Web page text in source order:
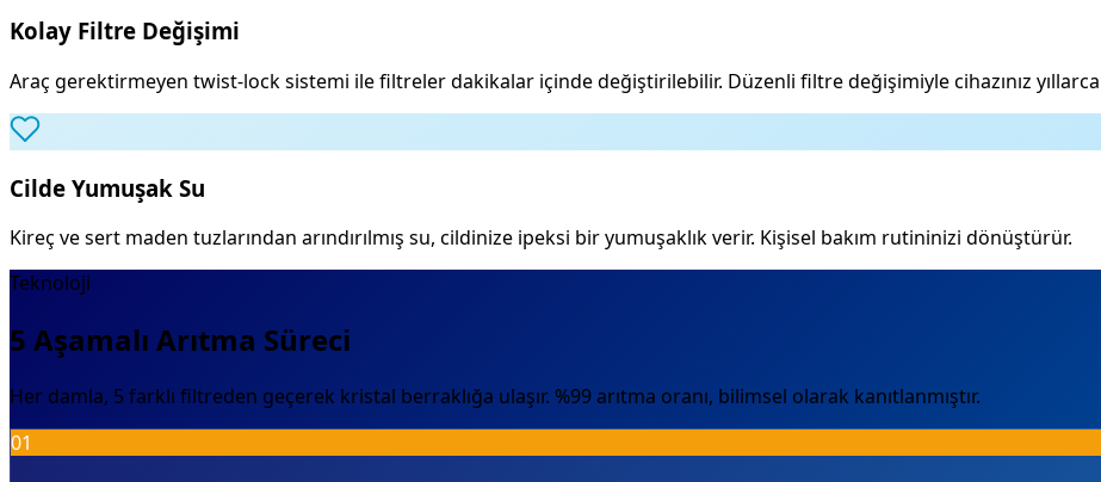
Kolay Filtre Değişimi
Araç gerektirmeyen twist-lock sistemi ile filtreler dakikalar içinde değiştirilebilir. Düzenli filtre değişimiyle cihazınız yıllarca
Cilde Yumuşak Su
Kireç ve sert maden tuzlarından arındırılmış su, cildinize ipeksi bir yumuşaklık verir. Kişisel bakım rutininizi dönüştürür.
Teknoloji
5 Aşamalı Arıtma Süreci
Her damla, 5 farklı filtreden geçerek kristal berraklığa ulaşır. %99 arıtma oranı, bilimsel olarak kanıtlanmıştır.
01